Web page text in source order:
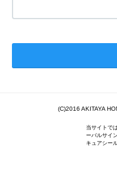
(C)2016 AKITAYA
当サイトで
ーバルサイ
キュアシー